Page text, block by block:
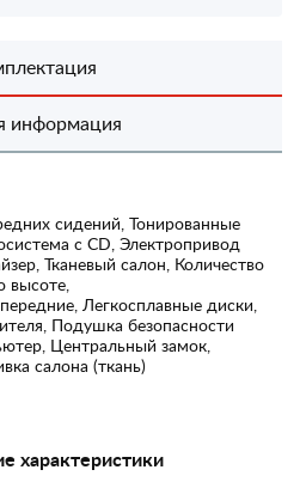
информация
сидений, Тонированные
с CD, Электропривод
Тканевый салон, Количество
высоте,
Легкосплавные диски,
Подушка безопасности
Центральный замок,
салона (ткань)
характеристики